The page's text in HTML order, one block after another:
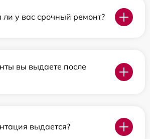
у вас срочный ремонт?
вы выдаете после
выдается?